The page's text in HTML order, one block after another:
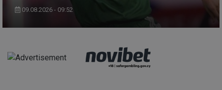
09.08.2026 - 09:52